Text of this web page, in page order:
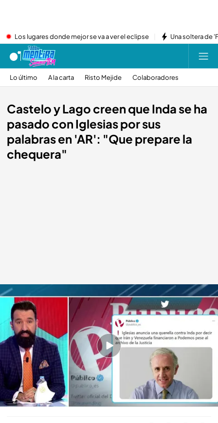
Los lugares donde mejor se va a ver el eclipse Una soltera de
Lo último A la carta Risto Mejide Colaboradores
Castelo y Lago creen que Inda se ha
pasado con Iglesias por sus
palabras en 'AR': "Que prepare la
chequera"
Miguel Lago, en TEM
cuatro.com
12 ABR 2021 - 18:04h.
Eduardo Inda ha dicho en 'El programa de Ana
Rosa' que Iglesias y Montero son "gentuza"
Pablo Iglesias ha anunciado en Twitter que se
va a querellar contra él